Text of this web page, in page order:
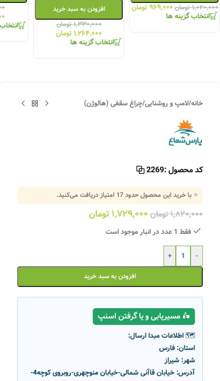
۱,۰۲۰,۰۰۰ تومان ۹۶۹,۰۰۰تومان
انتخاب گزینه ها
افزودن به سبد خرید
۱,۳۳۰,۰۰۰ تومان
۱,۲۶۴,۰۰۰ تومان
انتخاب گزینه ها
خانه/لامپ و روشنایی/چراغ سقفی (هالوژن)
کد محصول :2269
⭐ با خرید این محصول حدود17 امتیاز دریافت می‌کنید.
۱,۸۲۰,۰۰۰تومان ۱,۷۲۹,۰۰۰ تومان
فقط 1 عدد در انبار موجود است
-
+
افزودن به سبد خرید
🛵 مسیریابی و یا گرفتن اسنپ
🗺️ اطلاعات مبدا ارسال:
استان: فارس
شهر: شیراز
آدرس:
خیابان قاآنی شمالی-خیابان منوچهری-روبروی کوچه4-